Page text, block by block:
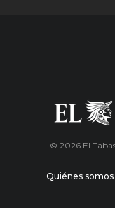
© 2026 El
Quiénes somos